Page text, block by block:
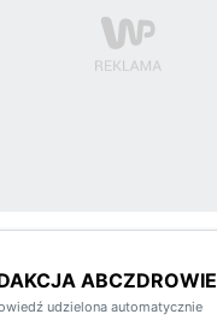
ABCZDROWIE
udzielona automatycznie